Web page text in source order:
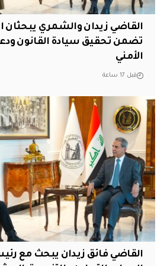
القاضي زيدان والشمري يبحثان
تضمن تحقيق سيادة القانون
الأمني
قبل 17 ساعة
القاضي فائق زيدان يبحث مع